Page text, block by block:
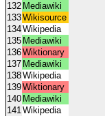
132 Mediawiki
133Wikisource
134Wikipedia
135 Mediawiki
136Wiktionary
137 Mediawiki
138Wikipedia
139Wiktionary
140 Mediawiki
141Wikipedia